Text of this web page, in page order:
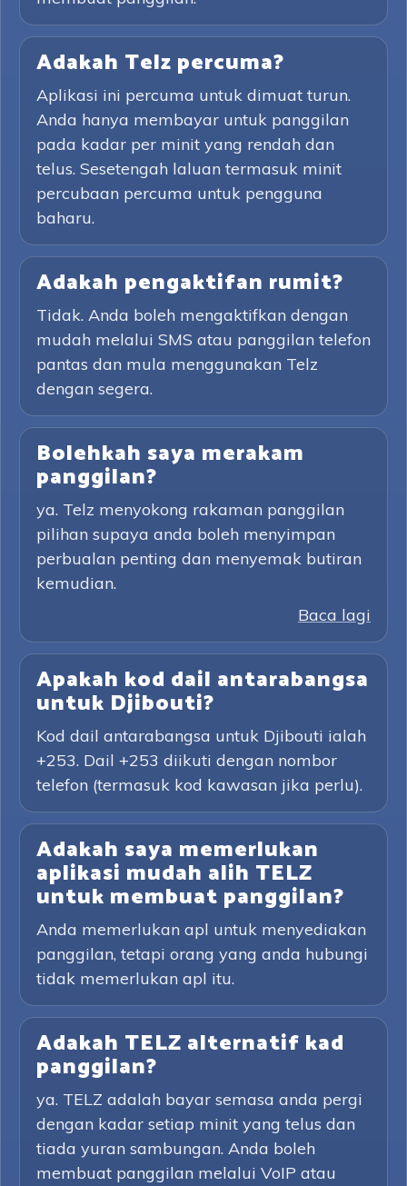
Adakah Telz percuma?
Aplikasi ini percuma untuk dimuat turun.
Anda hanya membayar untuk panggilan
pada kadar per minit yang rendah dan
telus. Sesetengah laluan termasuk minit
percubaan percuma untuk pengguna
baharu.
Adakah pengaktifan rumit?
Tidak. Anda boleh mengaktifkan dengan
mudah melalui SMS atau panggilan telefon
pantas dan mula menggunakan Telz
dengan segera.
Bolehkah saya merakam
panggilan?
ya. Telz menyokong rakaman panggilan
pilihan supaya anda boleh menyimpan
perbualan penting dan menyemak butiran
kemudian.
Baca lagi
Apakah kod dail antarabangsa
untuk Djibouti?
Kod dail antarabangsa untuk Djibouti ialah
+253. Dail +253 diikuti dengan nombor
telefon (termasuk kod kawasan jika perlu).
Adakah saya memerlukan
aplikasi mudah alih TELZ
untuk membuat panggilan?
Anda memerlukan apl untuk menyediakan
panggilan, tetapi orang yang anda hubungi
tidak memerlukan apl itu.
Adakah TELZ alternatif kad
panggilan?
ya. TELZ adalah bayar semasa anda pergi
dengan kadar setiap minit yang telus dan
tiada yuran sambungan. Anda boleh
membuat panggilan melalui VoIP atau